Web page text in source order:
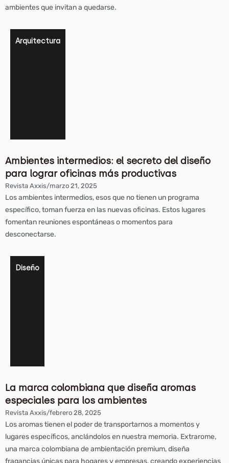
ambientes que invitan a quedarse.
Arquitectura
Ambientes intermedios: el secreto del diseño
para lograr oficinas más productivas
Revista Axxis/marzo 21, 2025
Los ambientes intermedios, esos que no tienen un programa
específico, toman fuerza en las nuevas oficinas. Estos lugares
fomentan reuniones espontáneas o momentos para
desconectarse.
Diseño
La marca colombiana que diseña aromas
especiales para los ambientes
Revista Axxis/febrero 28, 2025
Los aromas tienen el poder de transportarnos a momentos y
lugares específicos, anclándolos en nuestra memoria. Extrarome,
una marca colombiana de ambientación premium, diseña
fragancias únicas para hogares y empresas, creando experiencias